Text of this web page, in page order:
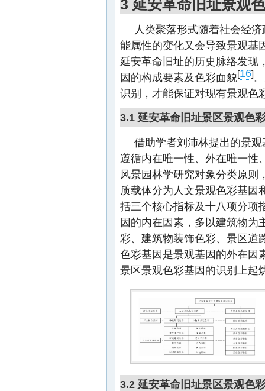
3 延安革命旧址景观
人类聚落形式随着社会经
能属性的变化又会导致景观基
延安革命旧址的历史脉络发现
因的构成要素及色彩面貌[16]
识别，才能保证对现有景观色
3.1 延安革命旧址景区景观色
借助学者刘沛林提出的景
遵循内在唯一性、外在唯一性
风景园林学研究对象分类原则
质载体分为人文景观色彩基因
括三个核心指标及十八项分项
因的内在因素，多以建筑物为
彩、建筑物装饰色彩、景区道
色彩基因是景观基因的外在因
景区景观色彩基因的识别上起
3.2 延安革命旧址景区景观色